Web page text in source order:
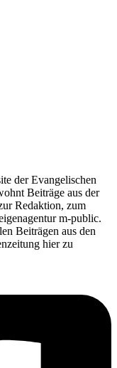
der Evangelischen
Beiträge aus der
Redaktion, zum
m-public.
Beiträgen aus den
hier zu